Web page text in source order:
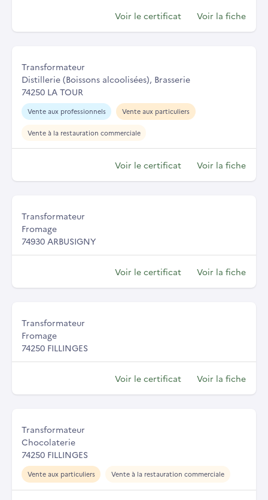
Voir le certificat Voir la fiche
Transformateur
Distillerie (Boissons alcoolisées), Brasserie
74250 LA TOUR
Vente aux professionnels Vente aux particuliers
Vente à la restauration commerciale
Voir le certificat Voir la fiche
Transformateur
Fromage
74930 ARBUSIGNY
Voir le certificat Voir la fiche
Transformateur
Fromage
74250 FILLINGES
Voir le certificat Voir la fiche
Transformateur
Chocolaterie
74250 FILLINGES
Vente aux particuliers Vente à la restauration commerciale